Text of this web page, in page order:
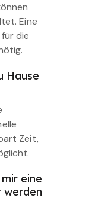
Eine
die
Hause
Zeit,
eine
werden